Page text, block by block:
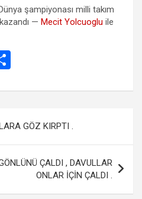
şampiyonası milli takım
— Mecit Yolcuoglu ile
ar
e GÖZ KIRPTI .
ÇALDI , DAVULLAR
ONLAR İÇİN ÇALDI .